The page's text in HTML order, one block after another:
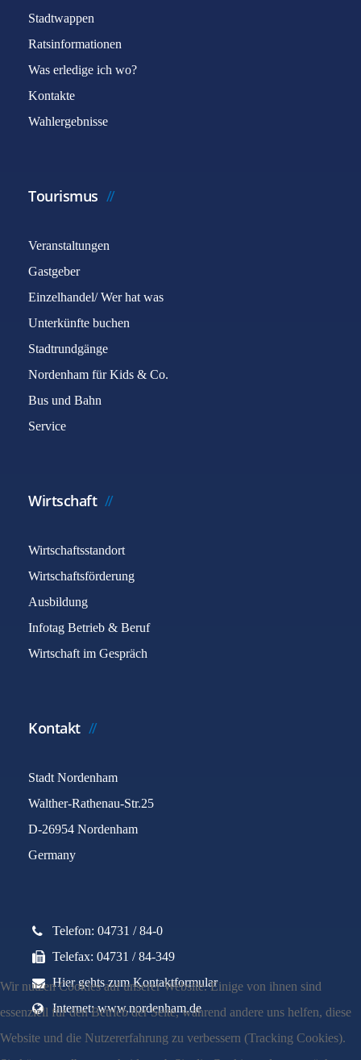
Stadtwappen
Ratsinformationen
Was erledige ich wo?
Kontakte
Wahlergebnisse
Tourismus
Veranstaltungen
Gastgeber
Einzelhandel/ Wer hat was
Unterkünfte buchen
Stadtrundgänge
Nordenham für Kids & Co.
Bus und Bahn
Service
Wirtschaft
Wirtschaftsstandort
Wirtschaftsförderung
Ausbildung
Infotag Betrieb & Beruf
Wirtschaft im Gespräch
Kontakt
Stadt Nordenham
Walther-Rathenau-Str.25
D-26954 Nordenham
Germany
Telefon: 04731 / 84-0
Telefax: 04731 / 84-349
Hier gehts zum Kontaktformular
Internet: www.nordenham.de
Wir nutzen Cookies auf unserer Website. Einige von ihnen sind
essenziell für den Betrieb der Seite, während andere uns helfen, diese
Website und die Nutzererfahrung zu verbessern (Tracking Cookies).